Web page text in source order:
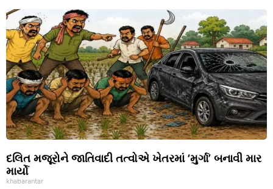
દલિત મજૂરોને જાતિવાદી તત્વોએ ખેતરમાં ‘મુર્ગા’ બનાવી માર
માર્યો
khabarantar